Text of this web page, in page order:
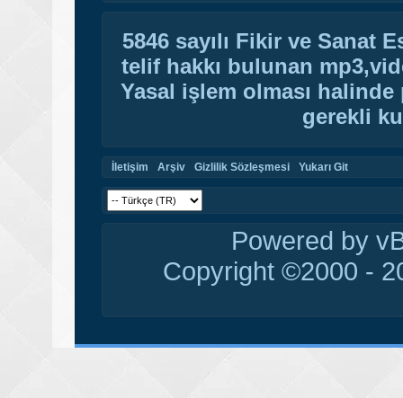
5846 sayılı Fikir ve Sanat
telif hakkı bulunan
Yasal işlem olması
gerekli
İletişim Arşiv Gizlilik Sözleşmesi Yukarı Git
Powered by
Copyright ©2000 -